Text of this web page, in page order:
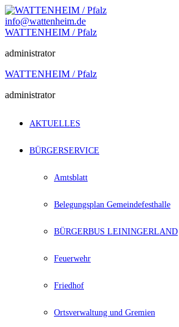
Zum
Inhalt
springen
info@wattenheim.de
WATTENHEIM / Pfalz
administrator
WATTENHEIM / Pfalz
administrator
AKTUELLES
BÜRGERSERVICE
Amtsblatt
Belegungsplan Gemeindefesthalle
BÜRGERBUS LEININGERLAND
Feuerwehr
Friedhof
Ortsverwaltung und Gremien